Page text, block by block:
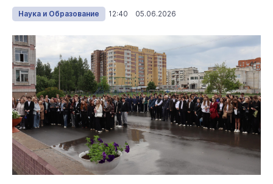
Наука и Образование 12:40 05.06.2026